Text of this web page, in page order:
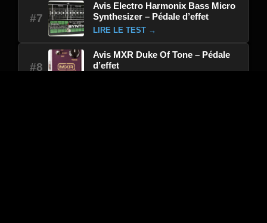
#7
Avis Electro Harmonix Bass Micro
Synthesizer – Pédale d’effet
LIRE LE TEST →
#8
Avis MXR Duke Of Tone – Pédale
d’effet